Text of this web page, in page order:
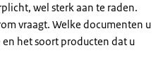
wel sterk aan te raden.
vraagt. Welke documenten u
het soort producten dat u